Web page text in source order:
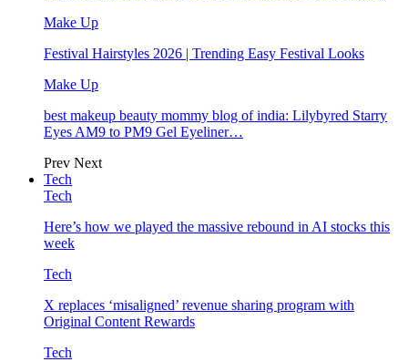
Make Up
Festival Hairstyles 2026 | Trending Easy Festival Looks
Make Up
best makeup beauty mommy blog of india: Lilybyred Starry
Eyes AM9 to PM9 Gel Eyeliner…
Prev Next
Tech
Tech
Here’s how we played the massive rebound in AI stocks this
week
Tech
X replaces ‘misaligned’ revenue sharing program with
Original Content Rewards
Tech